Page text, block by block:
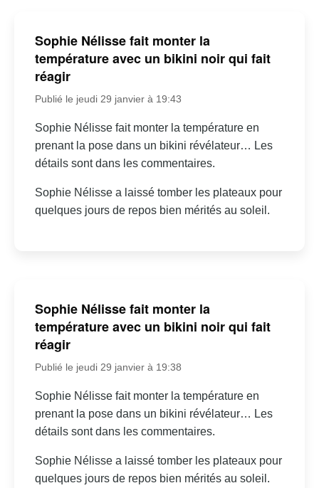
Sophie Nélisse fait monter la
température avec un bikini noir qui fait
réagir
Publié le jeudi 29 janvier à 19:43
Sophie Nélisse fait monter la température en
prenant la pose dans un bikini révélateur… Les
détails sont dans les commentaires.
Sophie Nélisse a laissé tomber les plateaux pour
quelques jours de repos bien mérités au soleil.
Sophie Nélisse fait monter la
température avec un bikini noir qui fait
réagir
Publié le jeudi 29 janvier à 19:38
Sophie Nélisse fait monter la température en
prenant la pose dans un bikini révélateur… Les
détails sont dans les commentaires.
Sophie Nélisse a laissé tomber les plateaux pour
quelques jours de repos bien mérités au soleil.